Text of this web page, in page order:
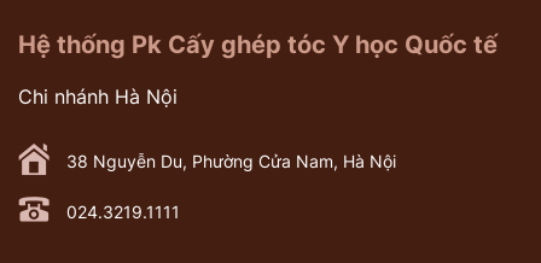
Hệ thống Pk Cấy ghép tóc Y học Quốc tế
Chi nhánh Hà Nội
38 Nguyễn Du, Phường Cửa Nam, Hà Nội
024.3219.1111